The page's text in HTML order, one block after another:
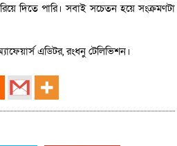
দিতে পারি। সবাই সচেতন হয়ে সংক্রমণটা
এডিটর, রংধনু টেলিভিশন।